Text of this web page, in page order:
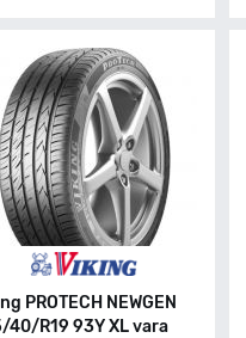
PROTECH NEWGEN
40/R19 93Y XL vara